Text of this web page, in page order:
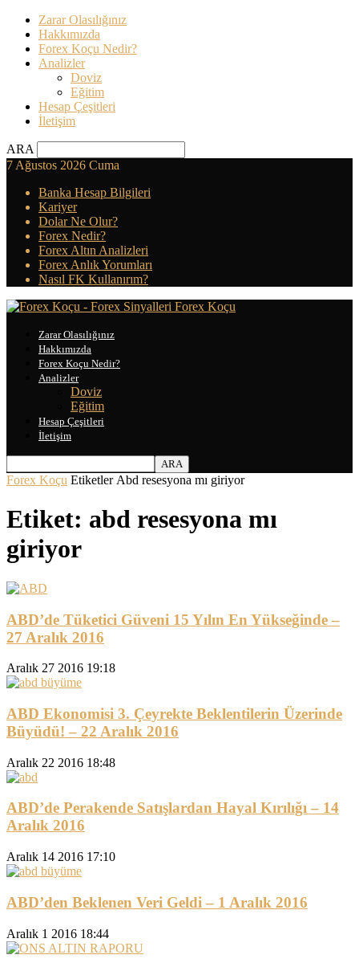
Zarar Olasılığınız
Hakkımızda
Forex Koçu Nedir?
Analizler
Doviz
Eğitim
Hesap Çeşitleri
İletişim
ARA
7 Ağustos 2026 Cuma
Banka Hesap Bilgileri
Kariyer
Dolar Ne Olur?
Forex Nedir?
Forex Altın Analizleri
Forex Anlık Yorumları
Nasıl FK Kullanırım?
Forex Koçu
Zarar Olasılığınız
Hakkımızda
Forex Koçu Nedir?
Analizler
Doviz
Eğitim
Hesap Çeşitleri
İletişim
Forex Koçu Etiketler Abd resesyona mı giriyor
Etiket: abd resesyona mı
giriyor
ABD’de Tüketici Güveni 15 Yılın En Yükseğinde –
27 Aralık 2016
Aralık 27 2016 19:18
ABD Ekonomisi 3. Çeyrekte Beklentilerin Üzerinde
Büyüdü! – 22 Aralık 2016
Aralık 22 2016 18:48
ABD’de Perakende Satışlardan Hayal Kırılığı – 14
Aralık 2016
Aralık 14 2016 17:10
ABD’den Beklenen Veri Geldi – 1 Aralık 2016
Aralık 1 2016 18:44